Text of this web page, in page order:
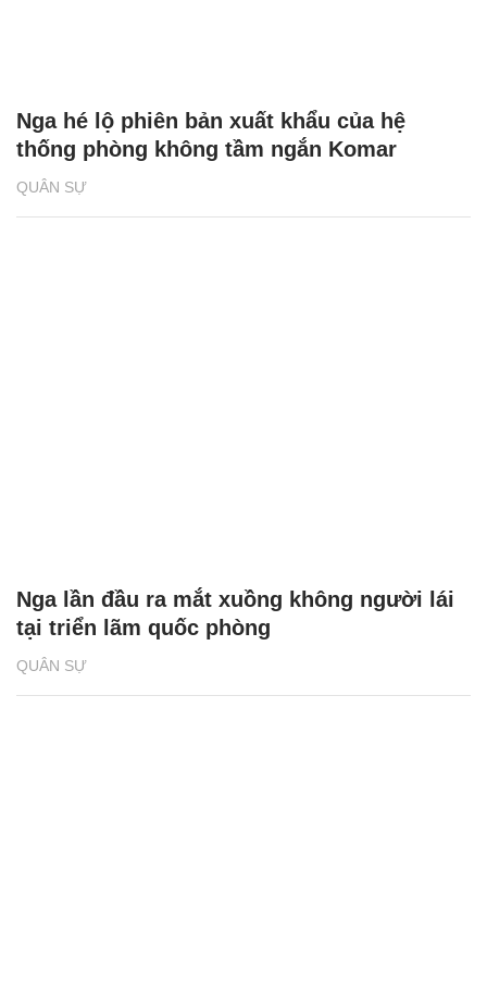
QUÂN SỰ
Nga hé lộ phiên bản xuất khẩu của hệ
thống phòng không tầm ngắn Komar
QUÂN SỰ
Nga lần đầu ra mắt xuồng không người lái
tại triển lãm quốc phòng